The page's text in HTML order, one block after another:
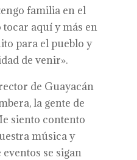
familia en el
aquí y más en
para el pueblo y
de venir».
de Guayacán
la gente de
siento contento
música y
se sigan